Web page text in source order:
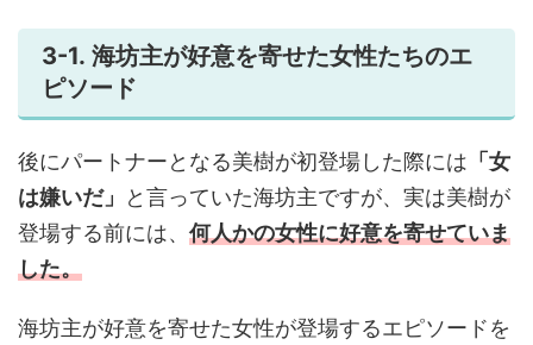
3-1. 海坊主が好意を寄せた女性たちのエ
ピソード
後にパートナーとなる美樹が初登場した際には 「女
は嫌いだ」
と言っていた海坊主ですが、実は美樹が
登場する前には、 何人かの女性に好意を寄せていま
した。
海坊主が好意を寄せた女性が登場するエピソードを